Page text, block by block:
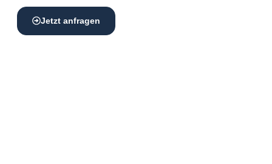
Jetzt anfragen